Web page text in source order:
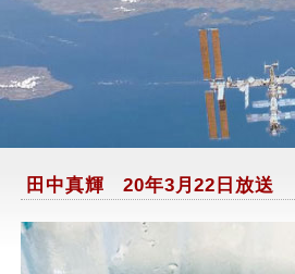
田中真輝 20年3月22日放送